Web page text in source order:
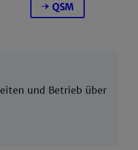
QSM
und Betrieb über